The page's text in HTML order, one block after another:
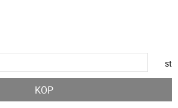
st
KÖP